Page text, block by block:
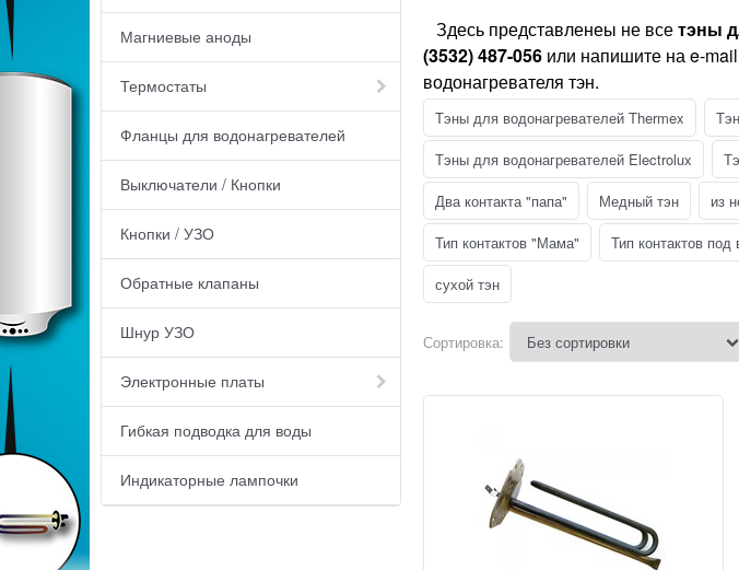
Магниевые аноды
Термостаты
Фланцы для водонагревателей
Выключатели / Кнопки
Кнопки / УЗО
Обратные клапаны
Шнур УЗО
Электронные платы
Гибкая подводка для воды
Индикаторные лампочки
Здесь представленеы не всетэны
(3532) 487-056 или напишите на e-mail
водонагревателя тэн.
Тэны для водонагревателей Thermex
Тэны для водонагревателей Electrolux
Два контакта "папа"
Медный тэн из
Тип контактов "Мама"
Тип контактов под
сухой тэн
Сортировка: